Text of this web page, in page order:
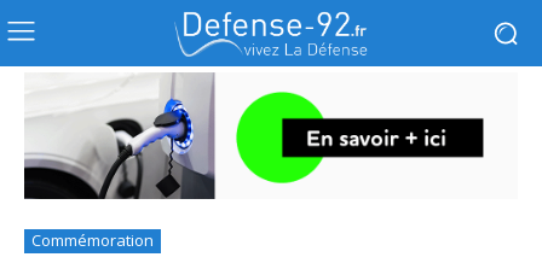
Commémoration